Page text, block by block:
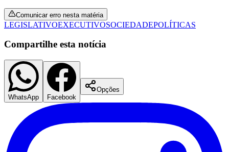
Santos
Comunicar erro nesta matéria
LEGISLATIVOEXECUTIVOSOCIEDADEPOLÍTICAS
Compartilhe esta notícia
WhatsApp Facebook
Opções